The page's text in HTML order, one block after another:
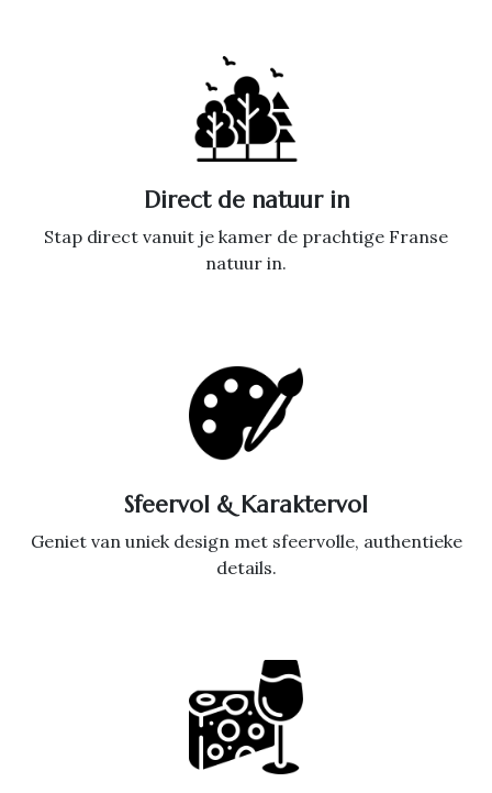
Direct de natuur in
Stap direct vanuit je kamer de prachtige Franse
natuur in.
Sfeervol & Karaktervol
Geniet van uniek design met sfeervolle, authentieke
details.